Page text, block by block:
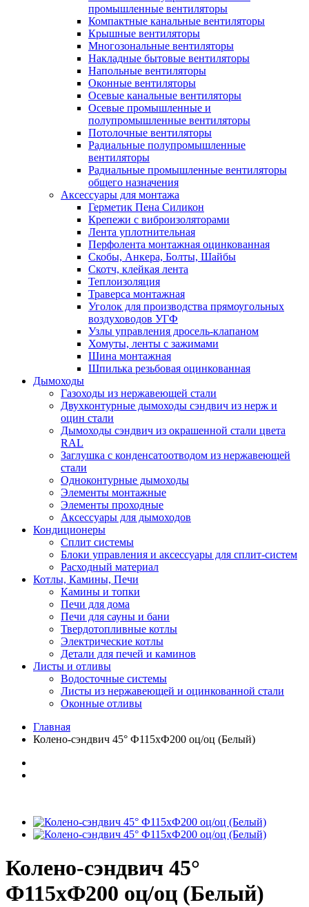
промышленные вентиляторы
Компактные канальные вентиляторы
Крышные вентиляторы
Многозональные вентиляторы
Накладные бытовые вентиляторы
Напольные вентиляторы
Оконные вентиляторы
Осевые канальные вентиляторы
Осевые промышленные и
полупромышленные вентиляторы
Потолочные вентиляторы
Радиальные полупромышленные
вентиляторы
Радиальные промышленные вентиляторы
общего назначения
Аксессуары для монтажа
Герметик Пена Силикон
Крепежи с виброизоляторами
Лента уплотнительная
Перфолента монтажная оцинкованная
Скобы, Анкера, Болты, Шайбы
Скотч, клейкая лента
Теплоизоляция
Траверса монтажная
Уголок для производства прямоугольных
воздуховодов УГФ
Узлы управления дросель-клапаном
Хомуты, ленты с зажимами
Шина монтажная
Шпилька резьбовая оцинкованная
Дымоходы
Газоходы из нержавеющей стали
Двухконтурные дымоходы сэндвич из нерж и
оцин стали
Дымоходы сэндвич из окрашенной стали цвета
RAL
Заглушка с конденсатоотводом из нержавеющей
стали
Одноконтурные дымоходы
Элементы монтажные
Элементы проходные
Аксессуары для дымоходов
Кондиционеры
Сплит системы
Блоки управления и аксессуары для сплит-систем
Расходный материал
Котлы, Камины, Печи
Камины и топки
Печи для дома
Печи для сауны и бани
Твердотопливные котлы
Электрические котлы
Детали для печей и каминов
Листы и отливы
Водосточные системы
Листы из нержавеющей и оцинкованной стали
Оконные отливы
Главная
Колено-сэндвич 45° Ф115хФ200 оц/оц (Белый)
Колено-сэндвич 45°
Ф115хФ200 оц/оц (Белый)